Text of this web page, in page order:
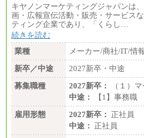
キヤノンマーケティングジャパンは
画・広報宣伝活動・販売・サービス
ティング企業であり、「くらし…
続きを読む
業種
メーカー/商社/IT/情
新卒／中途
2027新卒・中途
募集職種
2027新卒：
（１）
中途：
【1】事務
雇用形態
2027新卒： 正社員
中途： 正社員